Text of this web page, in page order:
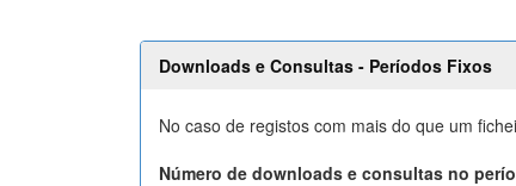
Downloads e Consultas - Períodos Fixos
No caso de registos com mais do que um
Número de downloads e consultas no